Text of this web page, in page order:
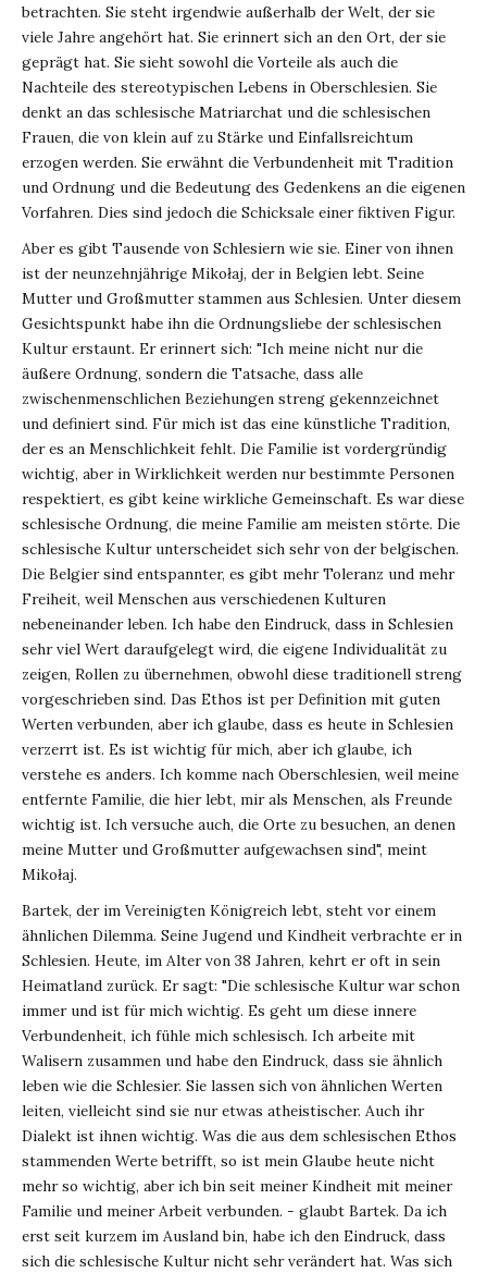
betrachten. Sie steht irgendwie außerhalb der Welt, der sie
viele Jahre angehört hat. Sie erinnert sich an den Ort, der sie
geprägt hat. Sie sieht sowohl die Vorteile als auch die
Nachteile des stereotypischen Lebens in Oberschlesien. Sie
denkt an das schlesische Matriarchat und die schlesischen
Frauen, die von klein auf zu Stärke und Einfallsreichtum
erzogen werden. Sie erwähnt die Verbundenheit mit Tradition
und Ordnung und die Bedeutung des Gedenkens an die eigenen
Vorfahren. Dies sind jedoch die Schicksale einer fiktiven Figur.
Aber es gibt Tausende von Schlesiern wie sie. Einer von ihnen
ist der neunzehnjährige Mikołaj, der in Belgien lebt. Seine
Mutter und Großmutter stammen aus Schlesien. Unter diesem
Gesichtspunkt habe ihn die Ordnungsliebe der schlesischen
Kultur erstaunt. Er erinnert sich: "Ich meine nicht nur die
äußere Ordnung, sondern die Tatsache, dass alle
zwischenmenschlichen Beziehungen streng gekennzeichnet
und definiert sind. Für mich ist das eine künstliche Tradition,
der es an Menschlichkeit fehlt. Die Familie ist vordergründig
wichtig, aber in Wirklichkeit werden nur bestimmte Personen
respektiert, es gibt keine wirkliche Gemeinschaft. Es war diese
schlesische Ordnung, die meine Familie am meisten störte. Die
schlesische Kultur unterscheidet sich sehr von der belgischen.
Die Belgier sind entspannter, es gibt mehr Toleranz und mehr
Freiheit, weil Menschen aus verschiedenen Kulturen
nebeneinander leben. Ich habe den Eindruck, dass in Schlesien
sehr viel Wert daraufgelegt wird, die eigene Individualität zu
zeigen, Rollen zu übernehmen, obwohl diese traditionell streng
vorgeschrieben sind. Das Ethos ist per Definition mit guten
Werten verbunden, aber ich glaube, dass es heute in Schlesien
verzerrt ist. Es ist wichtig für mich, aber ich glaube, ich
verstehe es anders. Ich komme nach Oberschlesien, weil meine
entfernte Familie, die hier lebt, mir als Menschen, als Freunde
wichtig ist. Ich versuche auch, die Orte zu besuchen, an denen
meine Mutter und Großmutter aufgewachsen sind", meint
Mikołaj.
Bartek, der im Vereinigten Königreich lebt, steht vor einem
ähnlichen Dilemma. Seine Jugend und Kindheit verbrachte er in
Schlesien. Heute, im Alter von 38 Jahren, kehrt er oft in sein
Heimatland zurück. Er sagt: "Die schlesische Kultur war schon
immer und ist für mich wichtig. Es geht um diese innere
Verbundenheit, ich fühle mich schlesisch. Ich arbeite mit
Walisern zusammen und habe den Eindruck, dass sie ähnlich
leben wie die Schlesier. Sie lassen sich von ähnlichen Werten
leiten, vielleicht sind sie nur etwas atheistischer. Auch ihr
Dialekt ist ihnen wichtig. Was die aus dem schlesischen Ethos
stammenden Werte betrifft, so ist mein Glaube heute nicht
mehr so wichtig, aber ich bin seit meiner Kindheit mit meiner
Familie und meiner Arbeit verbunden. - glaubt Bartek. Da ich
erst seit kurzem im Ausland bin, habe ich den Eindruck, dass
sich die schlesische Kultur nicht sehr verändert hat. Was sich